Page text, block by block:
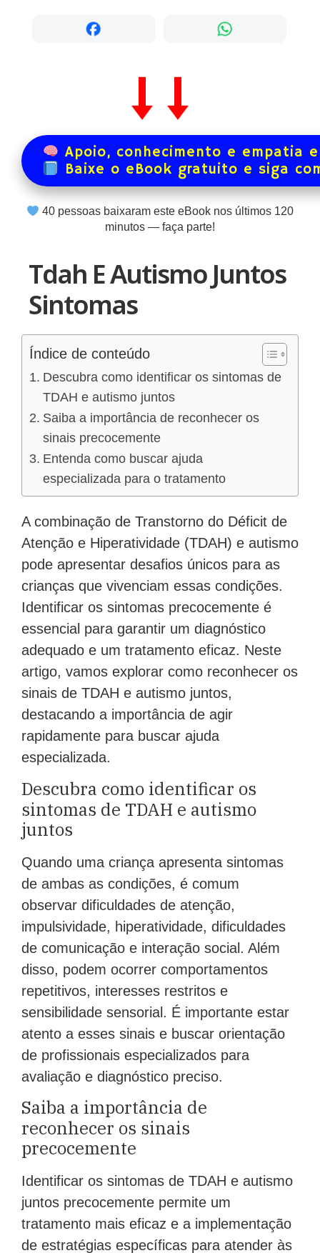
Apoio, conhecimento e empatia
Baixe o eBook gratuito e siga
40 pessoas baixaram este eBook nos últimos 120
minutos — faça parte!
Tdah E Autismo Juntos
Sintomas
Índice de conteúdo
Descubra como identificar os sintomas de
TDAH e autismo juntos
Saiba a importância de reconhecer os
sinais precocemente
Entenda como buscar ajuda
especializada para o tratamento
A combinação de Transtorno do Déficit de
Atenção e Hiperatividade (TDAH) e autismo
pode apresentar desafios únicos para as
crianças que vivenciam essas condições.
Identificar os sintomas precocemente é
essencial para garantir um diagnóstico
adequado e um tratamento eficaz. Neste
artigo, vamos explorar como reconhecer os
sinais de TDAH e autismo juntos,
destacando a importância de agir
rapidamente para buscar ajuda
especializada.
Descubra como identificar os
sintomas de TDAH e autismo
juntos
Quando uma criança apresenta sintomas
de ambas as condições, é comum
observar dificuldades de atenção,
impulsividade, hiperatividade, dificuldades
de comunicação e interação social. Além
disso, podem ocorrer comportamentos
repetitivos, interesses restritos e
sensibilidade sensorial. É importante estar
atento a esses sinais e buscar orientação
de profissionais especializados para
avaliação e diagnóstico preciso.
Saiba a importância de
reconhecer os sinais
precocemente
Identificar os sintomas de TDAH e autismo
juntos precocemente permite um
tratamento mais eficaz e a implementação
de estratégias específicas para atender às